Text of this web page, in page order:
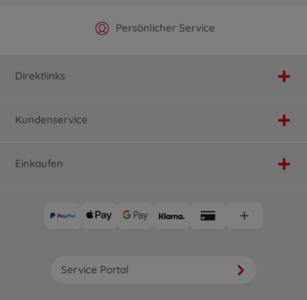
Offizieller Hersteller Shop
Persönlicher Service
Versandkostenfrei ab 25€
Schnelle Lieferung
Direktlinks
Kundenservice
Einkaufen
Service Portal